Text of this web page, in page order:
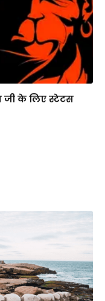
जी के लिए स्टेटस